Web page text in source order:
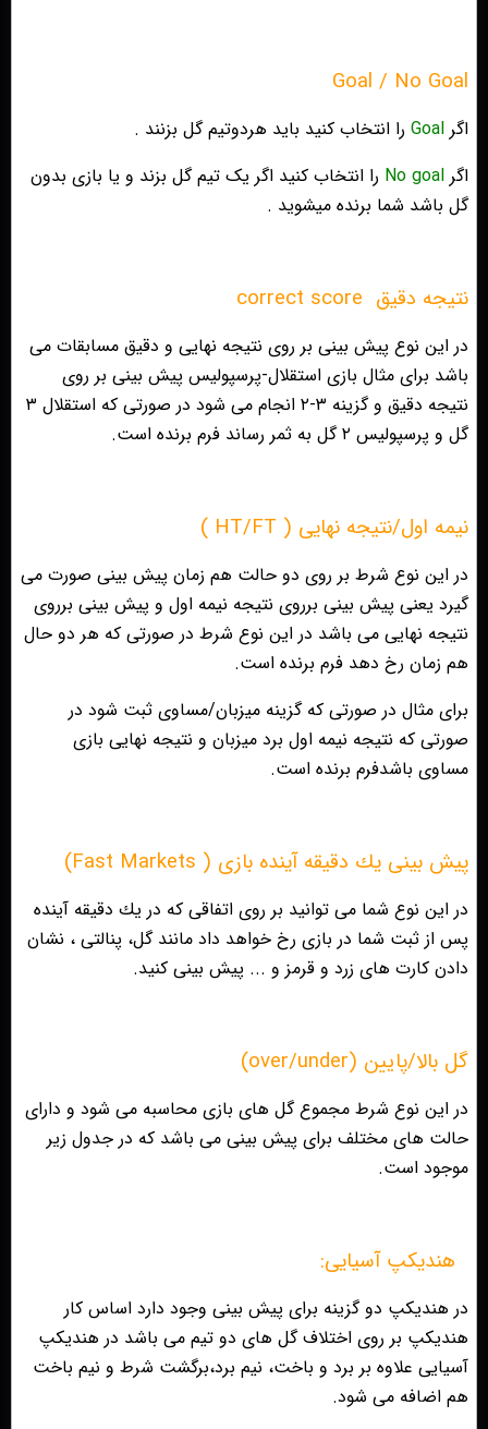
Goal / No Goal
اگر Goal را انتخاب کنید باید هردوتیم گل بزنند .
اگر No goal را انتخاب کنید اگر یک تیم گل بزند و یا بازی بدون
گل باشد شما برنده میشوید .
نتيجه دقيق correct score
در اين نوع پيش بينى بر روى نتيجه نهايى و دقيق مسابقات مى
باشد براى مثال بازى استقلال-پرسپوليس پيش بينى بر روى
نتيجه دقيق و گزينه ٣-٢ انجام مى شود در صورتى كه استقلال ٣
گل و پرسپوليس ٢ گل به ثمر رساند فرم برنده است.
نیمه اول/نتيجه نهايى ( HT/FT )
در اين نوع شرط بر روى دو حالت هم زمان پيش بينى صورت مى
گيرد يعنى پيش بينى برروى نتيجه نيمه اول و پيش بينى برروى
نتيجه نهايى مى باشد در اين نوع شرط در صورتى كه هر دو حال
هم زمان رخ دهد فرم برنده است.
براى مثال در صورتى كه گزينه ميزبان/مساوى ثبت شود در
صورتى كه نتيجه نيمه اول برد ميزبان و نتيجه نهايى بازى
مساوى باشدفرم برنده است.
پيش بينى يك دقيقه آينده بازى ( Fast Markets)
در اين نوع شما مى توانيد بر روى اتفاقى كه در يك دقيقه آينده
پس از ثبت شما در بازى رخ خواهد داد مانند گل، پنالتى ، نشان
دادن كارت هاى زرد و قرمز و ... پيش بينى كنيد.
گل بالا/پايين (over/under)
در اين نوع شرط مجموع گل هاى بازى محاسبه مى شود و داراى
حالت هاى مختلف براى پيش بينى مى باشد كه در جدول زير
موجود است.
هنديكپ آسيايى:
در هنديكپ دو گزينه براى پيش بينى وجود دارد اساس كار
هنديكپ بر روى اختلاف گل هاى دو تيم مى باشد در هنديكپ
آسيايى علاوه بر برد و باخت، نيم برد،برگشت شرط و نيم باخت
هم اضافه مى شود.